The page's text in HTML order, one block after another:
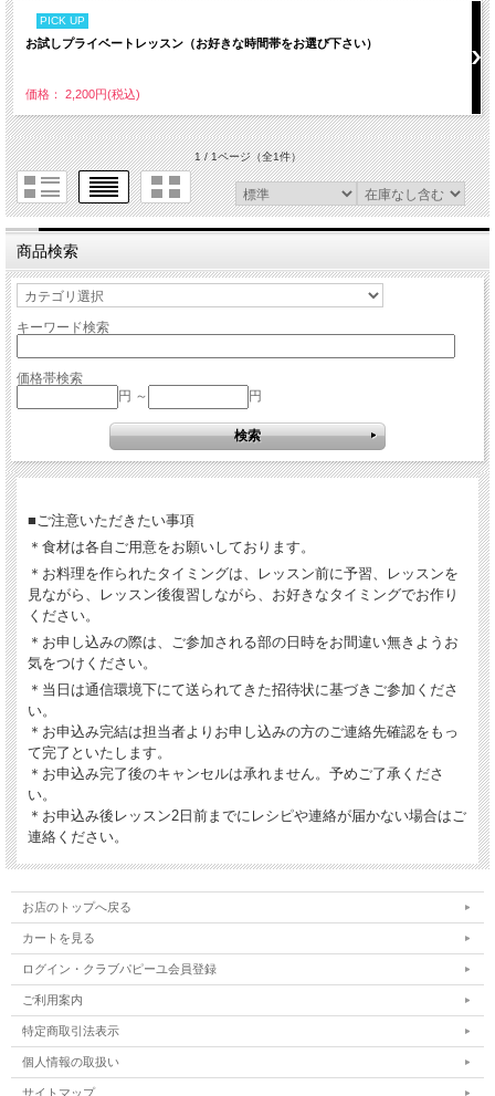
PICK UP
お試しプライベートレッスン（お好きな時間帯をお選び下さい）
価格： 2,200円(税込)
1 / 1ページ（全1件）
商品検索
キーワード検索
価格帯検索
円 ～
円
■ご注意いただきたい事項
＊食材は各自ご用意をお願いしております。
＊お料理を作られたタイミングは、レッスン前に予習、レッスンを
見ながら、レッスン後復習しながら、お好きなタイミングでお作り
ください。
＊お申し込みの際は、ご参加される部の日時をお間違い無きようお
気をつけください。
＊当日は通信環境下にて送られてきた招待状に基づきご参加くださ
い。
＊お申込み完結は担当者よりお申し込みの方のご連絡先確認をもっ
て完了といたします。
＊お申込み完了後のキャンセルは承れません。予めご了承くださ
い。
＊お申込み後レッスン2日前までにレシピや連絡が届かない場合はご
連絡ください。
お店のトップへ戻る
カートを見る
ログイン・クラブパピーユ会員登録
ご利用案内
特定商取引法表示
個人情報の取扱い
サイトマップ